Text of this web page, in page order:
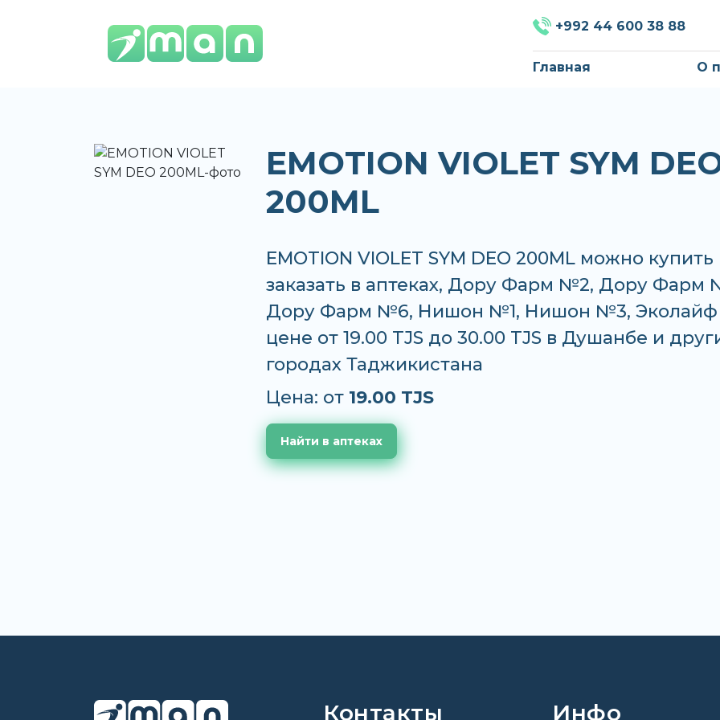
+992 44 600 38 88
Главная О
EMOTION VIOLET SYM
200ML
EMOTION VIOLET SYM DEO 200ML можно
заказать в аптеках, Дору Фарм №2, Дору Фарм
Дору Фарм №6, Нишон №1, Нишон №3, Эколайф
цене от 19.00 TJS до 30.00 TJS в Душанбе и
городах Таджикистана
Цена: от 19.00 TJS
Найти в аптеках
Контакты Инфо